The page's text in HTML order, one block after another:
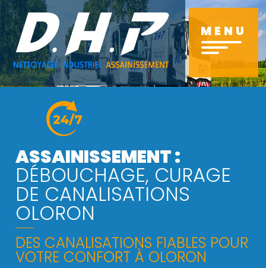
Aller
au
contenu
principal
MENU
ASSAINISSEMENT :
DÉBOUCHAGE, CURAGE
DE CANALISATIONS
OLORON
DES CANALISATIONS FIABLES POUR
VOTRE CONFORT À OLORON